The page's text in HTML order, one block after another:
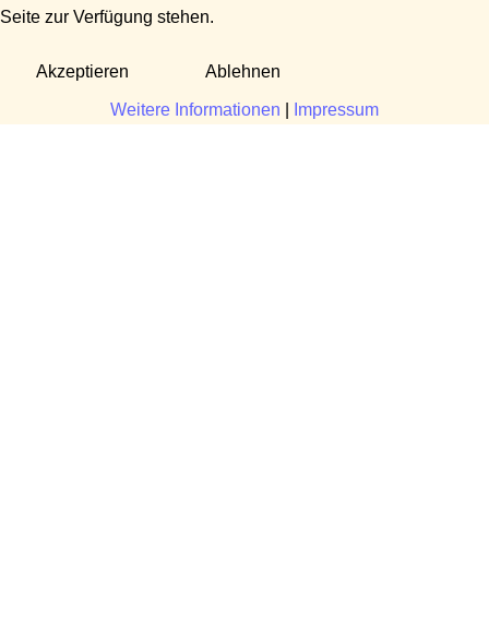
Seite zur Verfügung stehen.
Akzeptieren Ablehnen
Weitere Informationen Impressum